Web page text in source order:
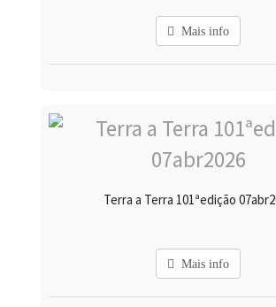
Mais info
Terra a Terra 101ªedição
Mais info